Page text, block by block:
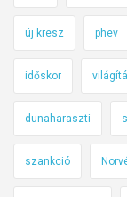
új kresz phev
időskor
dunaharaszti
szankció